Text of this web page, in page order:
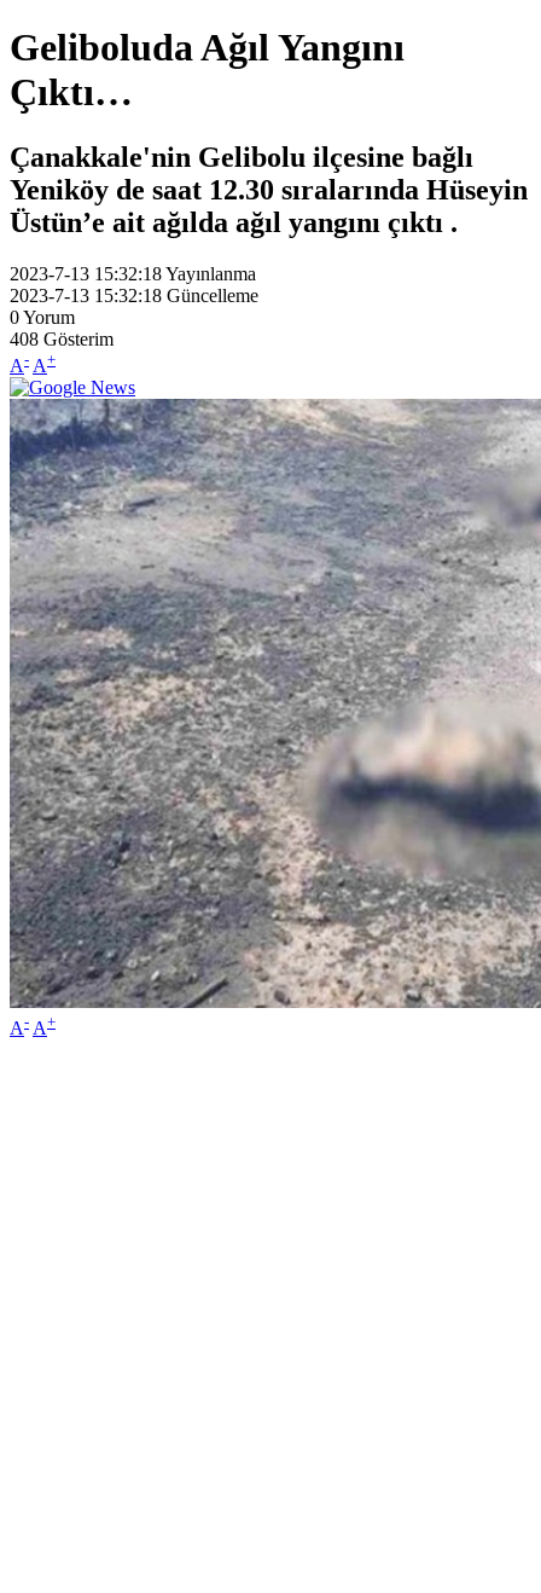
Geliboluda Ağıl Yangını
Çıktı…
Çanakkale'nin Gelibolu ilçesine bağlı
Yeniköy de saat 12.30 sıralarında Hüseyin
Üstün’e ait ağılda ağıl yangını çıktı .
2023-7-13 15:32:18Yayınlanma
2023-7-13 15:32:18 Güncelleme
0Yorum
408 Gösterim
A- A+
A- A+